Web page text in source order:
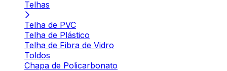
Telhas
Telha de PVC
Telha de Plástico
Telha de Fibra de Vidro
Toldos
Chapa de Policarbonato